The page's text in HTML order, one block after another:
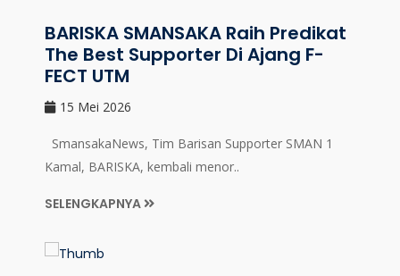
BARISKA SMANSAKA Raih Predikat
The Best Supporter Di Ajang F-
FECT UTM
15 Mei 2026
SmansakaNews, Tim Barisan Supporter SMAN 1
Kamal, BARISKA, kembali menor..
SELENGKAPNYA